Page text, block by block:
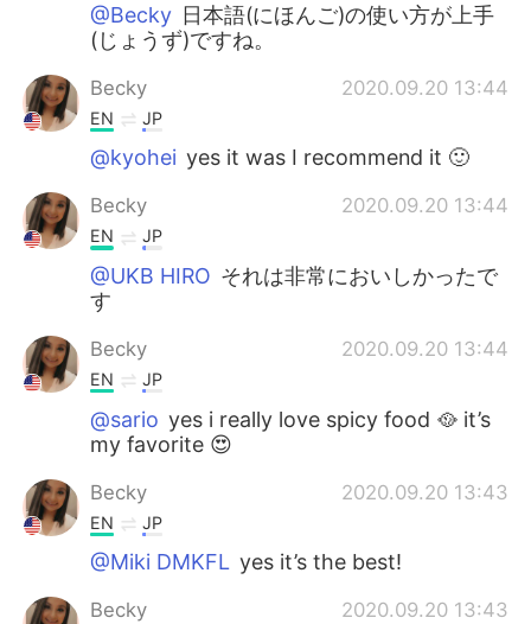
@Becky 日本語(にほんご)の使い方が上手
(じょうず)ですね。
Becky 2020.09.20 13:44
EN JP
@kyohei yes it was I recommend it 🙂
Becky 2020.09.20 13:44
EN JP
@UKB HIRO それは非常においしかったで
す
Becky 2020.09.20 13:44
EN JP
@sario yes i really love spicy food 🥘 it’s
my favorite 😍
Becky 2020.09.20 13:43
EN JP
@Miki DMKFL yes it’s the best!
Becky 2020.09.20 13:43